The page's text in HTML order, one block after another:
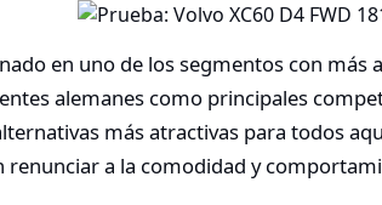
en uno de los segmentos con más
alemanes como principales
más atractivas para todos
renunciar a la comodidad y